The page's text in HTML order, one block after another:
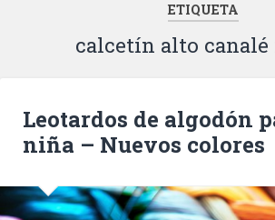
ETIQUETA
calcetín alto canalé
Leotardos de algodón
niña – Nuevos colores